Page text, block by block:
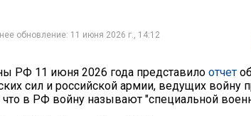
обновление: 11 июня 2026 г., 14:12
РФ 11 июня 2026 года представило отчет
сил и российской армии, ведущих войну
в РФ войну называют "специальной